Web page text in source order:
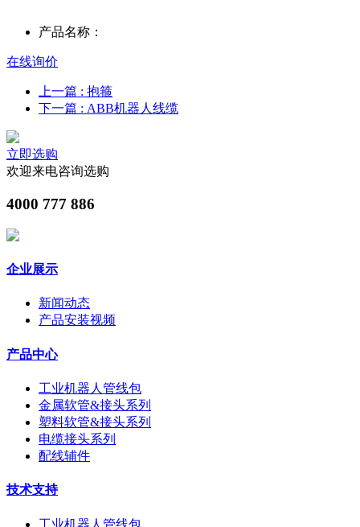
产品名称：
在线询价
上一篇 : 抱箍
下一篇 : ABB机器人线缆
立即选购
欢迎来电咨询选购
4000 777 886
企业展示
新闻动态
产品安装视频
产品中心
工业机器人管线包
金属软管&接头系列
塑料软管&接头系列
电缆接头系列
配线辅件
技术支持
工业机器人管线包